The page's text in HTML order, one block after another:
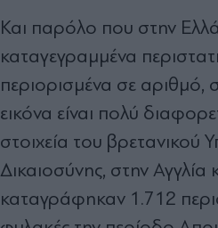
Και παρόλο που στην
καταγεγραμμένα
περιορισμένα σε αριθμό,
εικόνα είναι πολύ
στοιχεία του βρετανικού
Δικαιοσύνης, στην Αγγλία
καταγράφηκαν 1.712